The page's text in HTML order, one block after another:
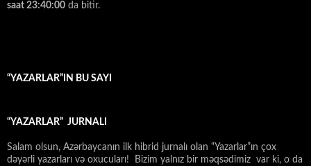
saat 23:40:00 da bitir.
“YAZARLAR”IN BU SAYI
“YAZARLAR” JURNALI
Salam olsun, Azərbaycanın ilk hibrid jurnalı olan “Yazarlar”ın çox
dəyərli yazarları və oxucuları! Bizim yalnız bir məqsədimiz var ki, o da